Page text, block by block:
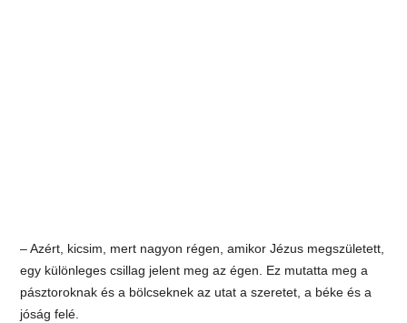
– Azért, kicsim, mert nagyon régen, amikor Jézus megszületett,
egy különleges csillag jelent meg az égen. Ez mutatta meg a
pásztoroknak és a bölcseknek az utat a szeretet, a béke és a
jóság felé.